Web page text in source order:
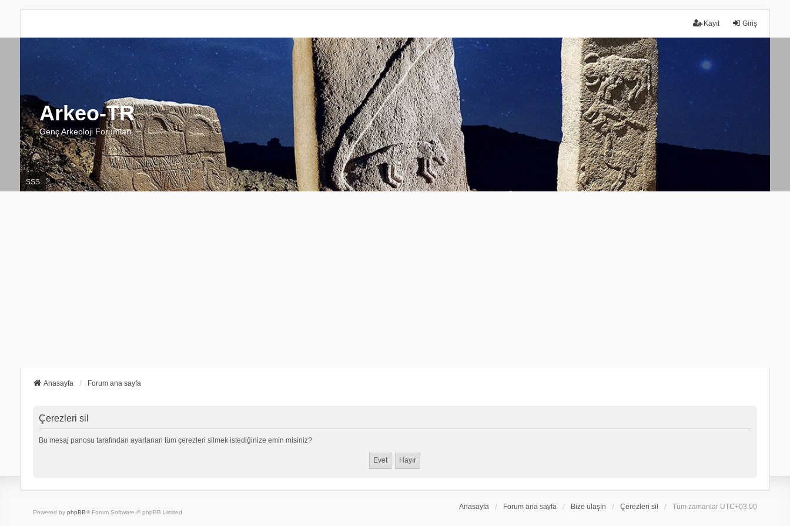
Giriş
Kayıt
Arkeo-TR
Genç Arkeoloji Forumları
SSS
Anasayfa Forum ana sayfa
Çerezleri sil
Bu mesaj panosu tarafından ayarlanan tüm çerezleri silmek istediğinize emin misiniz?
Anasayfa Forum ana sayfa Bize ulaşın Çerezleri sil Tüm zamanlar UTC+03:00
Powered by phpBB® Forum Software © phpBB Limited